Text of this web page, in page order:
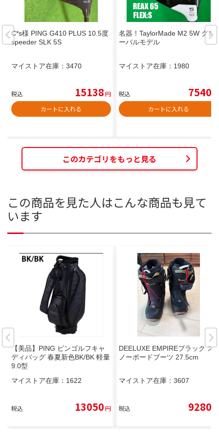
C*s様 PING G410 PLUS 10.5度
speeder SLK 5S
マイストア在庫： 3470
税込 15138円
カートに入れる
名器！TaylorMade M2 5W グロ
ーバルモデル
マイストア在庫： 1980
税込 7540
カートに入れる
このカテゴリをもっと見る
この商品を見た人はこんな商品も見て
います
【美品】PING ピンゴルフキャ
ディバッグ 春夏新色BK/BK 軽量
9.0型
マイストア在庫： 1622
税込 13050円
DEELUXE EMPIREブラック ス
ノーボードブーツ 27.5cm
マイストア在庫： 3607
税込 9280